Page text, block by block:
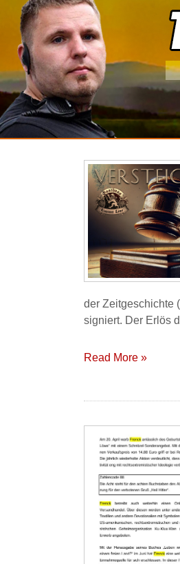
content
der Zeitgeschichte
signiert. Der Erlös
Read More »